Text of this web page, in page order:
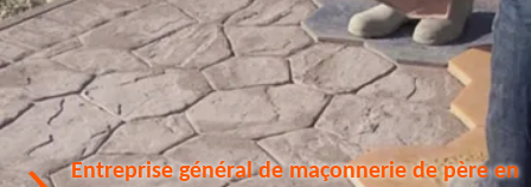
Entreprise général de maçonnerie de père en